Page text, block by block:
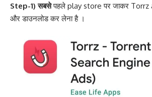
Step-1) सबसेपहले play store पर जाकर Torrz
और डाउनलोड कर लेना है ।